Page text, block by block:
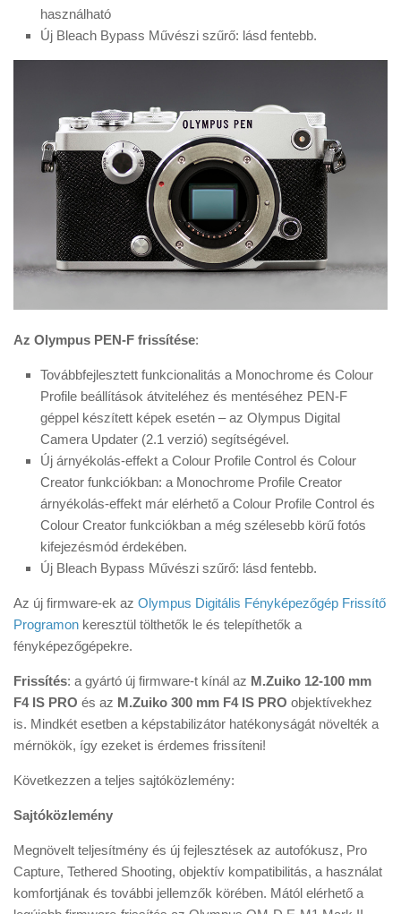
használható
Új Bleach Bypass Művészi szűrő: lásd fentebb.
Az Olympus PEN-F frissítése:
Továbbfejlesztett funkcionalitás a Monochrome és Colour
Profile beállítások átviteléhez és mentéséhez PEN-F
géppel készített képek esetén – az Olympus Digital
Camera Updater (2.1 verzió) segítségével.
Új árnyékolás-effekt a Colour Profile Control és Colour
Creator funkciókban: a Monochrome Profile Creator
árnyékolás-effekt már elérhető a Colour Profile Control és
Colour Creator funkciókban a még szélesebb körű fotós
kifejezésmód érdekében.
Új Bleach Bypass Művészi szűrő: lásd fentebb.
Az új firmware-ek az Olympus Digitális Fényképezőgép Frissítő
Programon keresztül tölthetők le és telepíthetők a
fényképezőgépekre.
Frissítés: a gyártó új firmware-t kínál az M.Zuiko 12-100 mm
F4 IS PRO és az M.Zuiko 300 mm F4 IS PRO objektívekhez
is. Mindkét esetben a képstabilizátor hatékonyságát növelték a
mérnökök, így ezeket is érdemes frissíteni!
Következzen a teljes sajtóközlemény:
Sajtóközlemény
Megnövelt teljesítmény és új fejlesztések az autofókusz, Pro
Capture, Tethered Shooting, objektív kompatibilitás, a használat
komfortjának és további jellemzők körében. Mától elérhető a